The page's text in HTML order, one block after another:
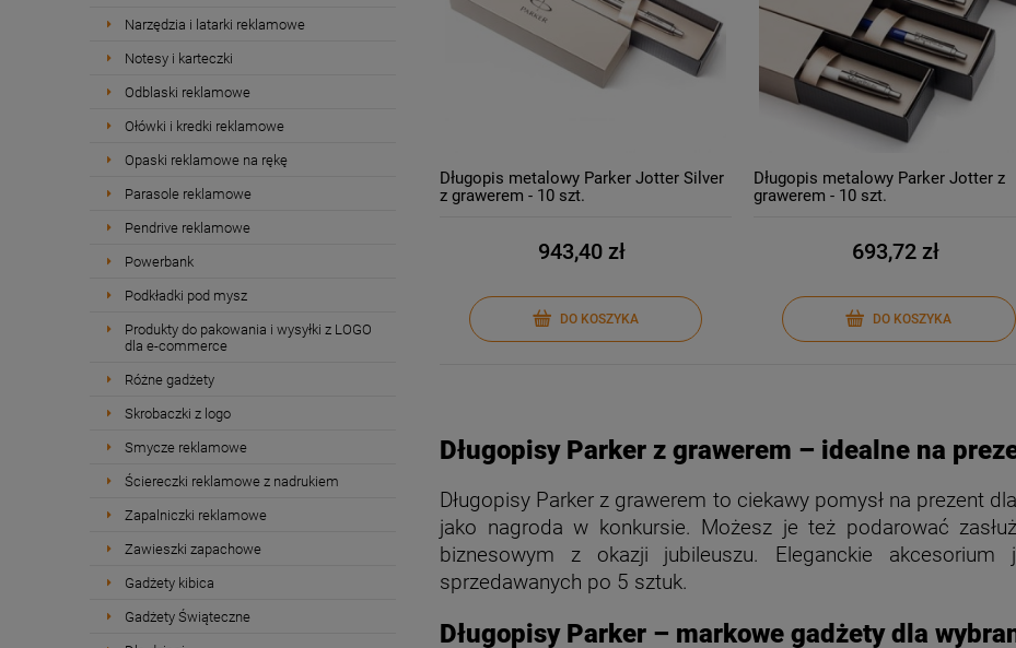
Narzędzia i latarki reklamowe
Notesy i karteczki
Odblaski reklamowe
Ołówki i kredki reklamowe
Opaski reklamowe na rękę
Parasole reklamowe
Pendrive reklamowe
Powerbank
Podkładki pod mysz
Produkty do pakowania i wysyłki z LOGO
dla e-commerce
Różne gadżety
Skrobaczki z logo
Smycze reklamowe
Ściereczki reklamowe z nadrukiem
Zapalniczki reklamowe
Zawieszki zapachowe
Gadżety kibica
Gadżety Świąteczne
Długopis metalowy Parker Jotter Silver
z grawerem - 10 szt.
943,40 zł
DO KOSZYKA
Długopis metalowy Parker Jotter z
grawerem - 10 szt.
693,72 zł
DO KOSZYKA
Długopisy Parker z grawerem – idealne na
Długopisy Parker z grawerem to ciekawy pomysł na prezent
jako nagroda w konkursie. Możesz je też podarować
biznesowym z okazji jubileuszu. Eleganckie
sprzedawanych po 5 sztuk.
Długopisy Parker – markowe gadżety dla